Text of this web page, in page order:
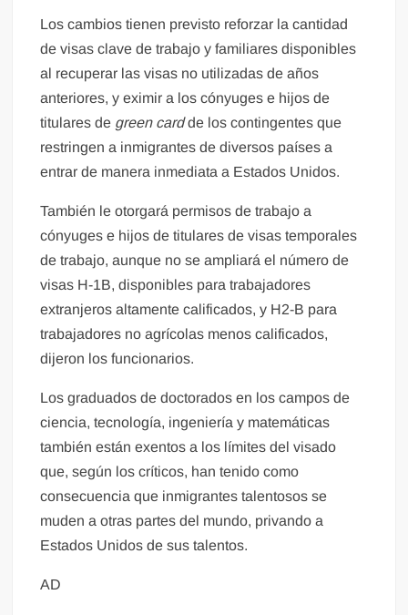
Los cambios tienen previsto reforzar la cantidad
de visas clave de trabajo y familiares disponibles
al recuperar las visas no utilizadas de años
anteriores, y eximir a los cónyuges e hijos de
titulares de green cardde los contingentes que
restringen a inmigrantes de diversos países a
entrar de manera inmediata a Estados Unidos.
También le otorgará permisos de trabajo a
cónyuges e hijos de titulares de visas temporales
de trabajo, aunque no se ampliará el número de
visas H-1B, disponibles para trabajadores
extranjeros altamente calificados, y H2-B para
trabajadores no agrícolas menos calificados,
dijeron los funcionarios.
Los graduados de doctorados en los campos de
ciencia, tecnología, ingeniería y matemáticas
también están exentos a los límites del visado
que, según los críticos, han tenido como
consecuencia que inmigrantes talentosos se
muden a otras partes del mundo, privando a
Estados Unidos de sus talentos.
AD